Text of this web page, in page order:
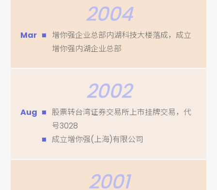
2004
Mar
增你强企业总部内湖科技大楼落成，成立
增你强内湖企业总部
2002
Aug
股票转台湾证券交易所上市挂牌交易，代
号3028
成立增你强(上海)有限公司
2001